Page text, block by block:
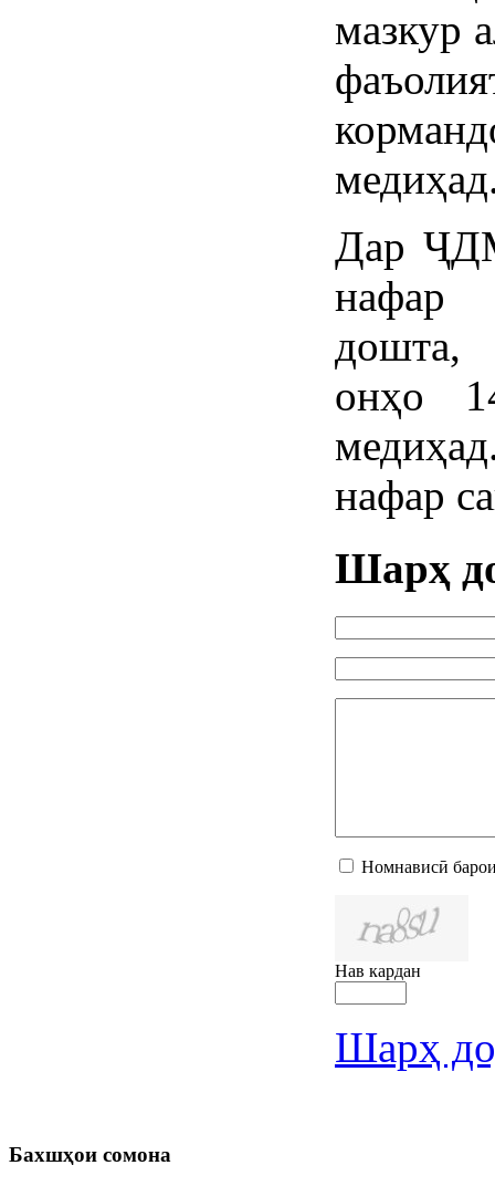
мазкур
Дар
нафар
дошта,
онҳо
нафар
Шарҳ
Номнависӣ
Нав кардан
Шарҳ
Бахшҳои сомона